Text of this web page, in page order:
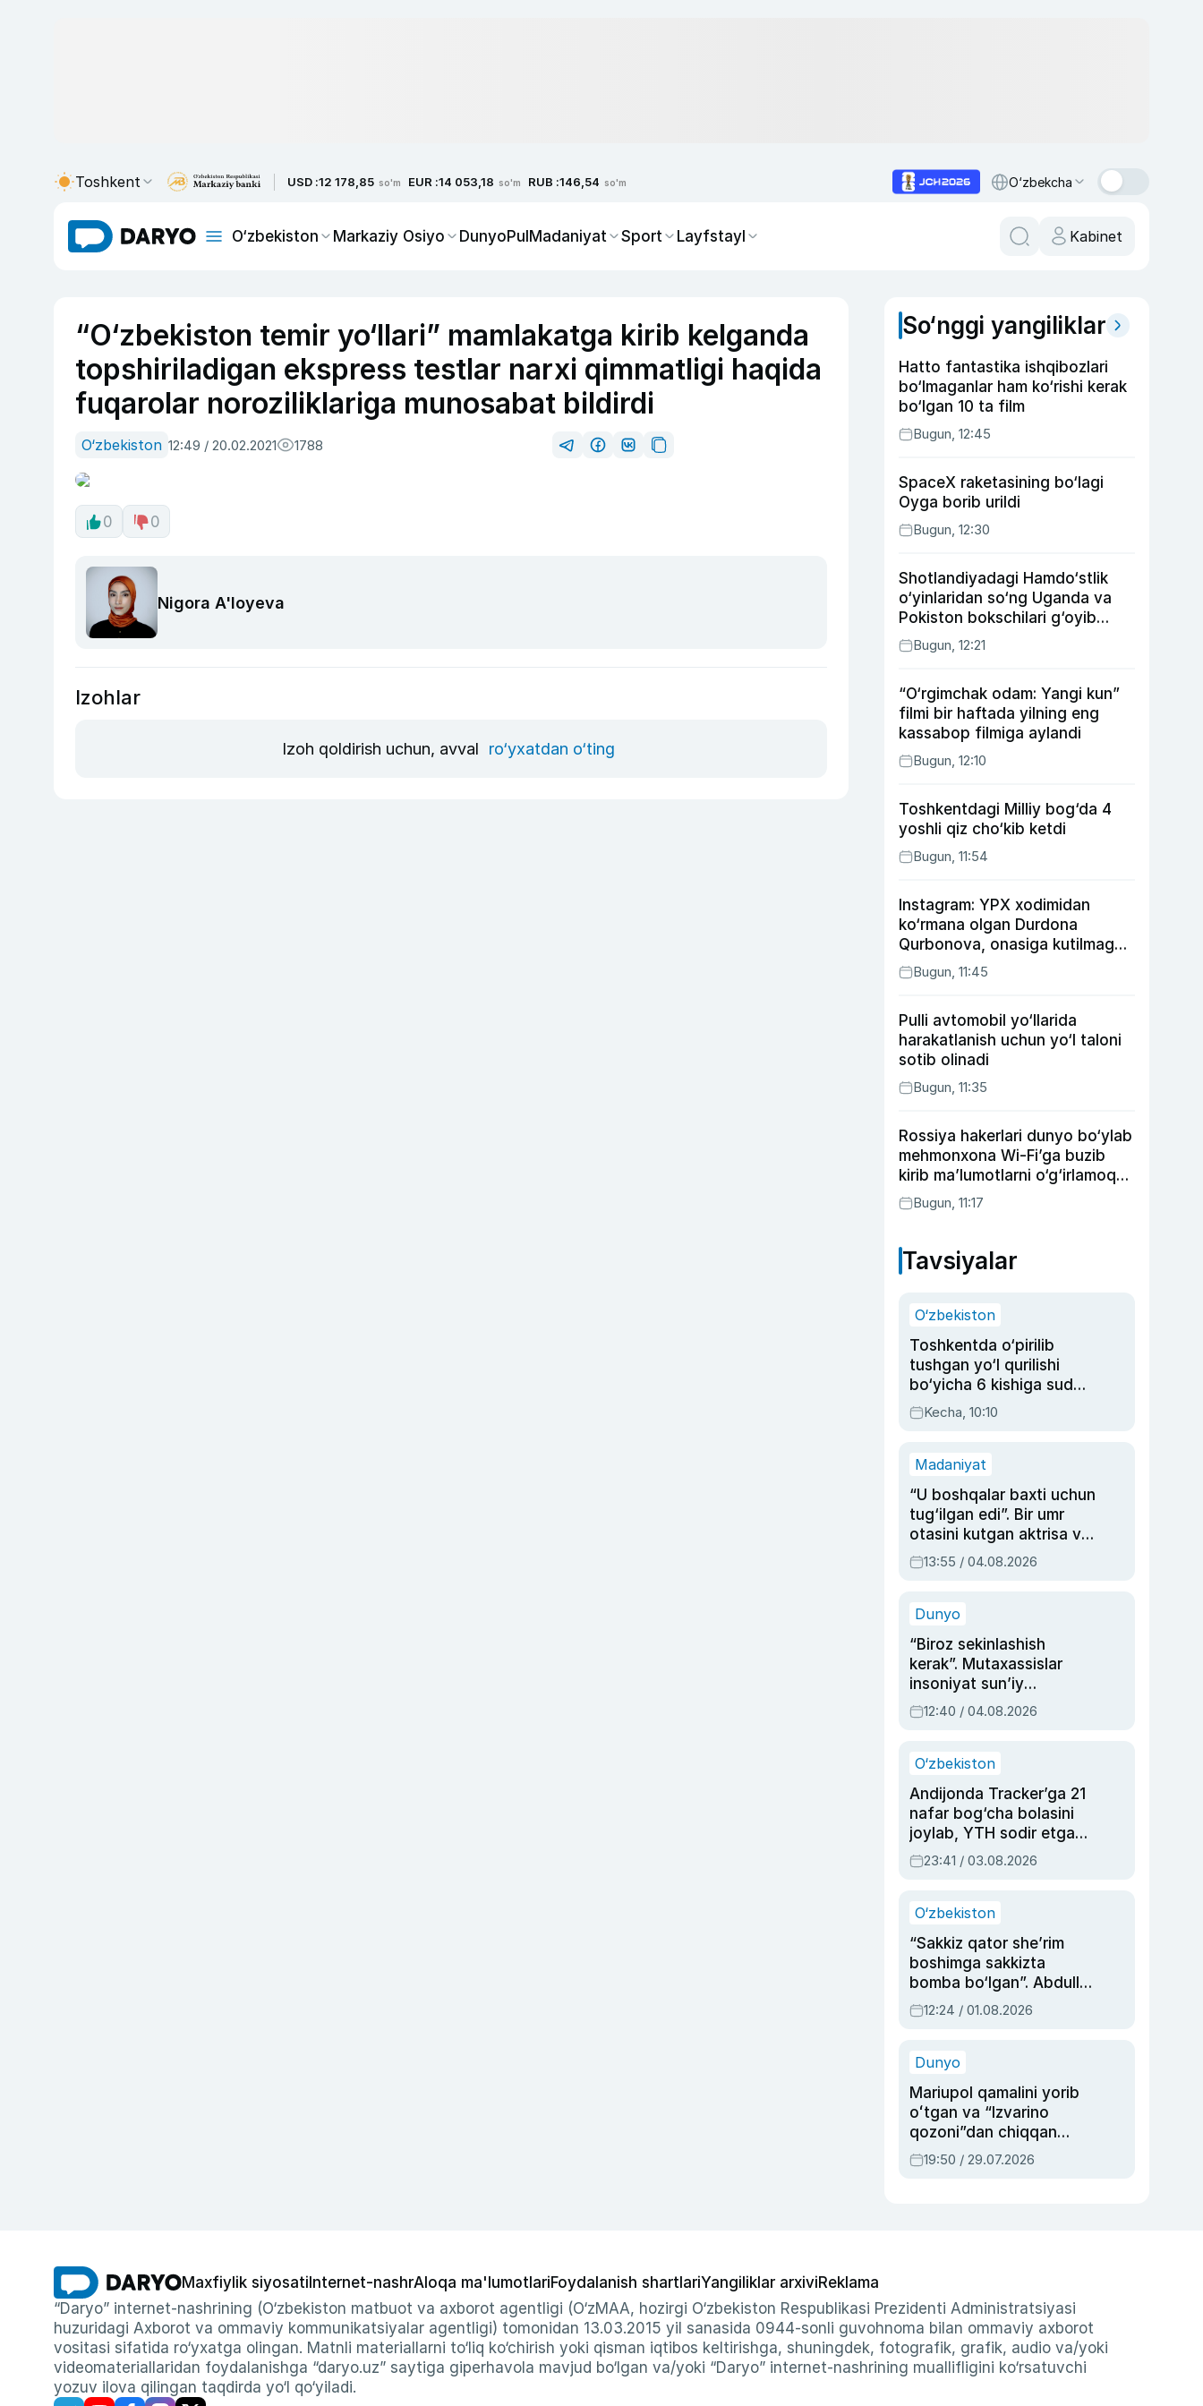
Toshkent USD :12 178,85 so'm EUR :14 053,18 so'm RUB :146,54 so'm O‘zbekcha
O‘zbekiston Markaziy Osiyo DunyoPulMadaniyat Sport Layfstayl Kabinet
“O‘zbekiston temir yo‘llari” mamlakatga kirib kelganda
topshiriladigan ekspress testlar narxi qimmatligi haqida
fuqarolar noroziliklariga munosabat bildirdi
O‘zbekiston 12:49 / 20.02.2021 1788
0 0
Nigora A'loyeva
Izohlar
Izoh qoldirish uchun, avval ro‘yxatdan o‘ting
So‘nggi yangiliklar
Hatto fantastika ishqibozlari
bo‘lmaganlar ham ko‘rishi kerak
bo‘lgan 10 ta film
Bugun, 12:45
SpaceX raketasining bo‘lagi
Oyga borib urildi
Bugun, 12:30
Shotlandiyadagi Hamdo‘stlik
o‘yinlaridan so‘ng Uganda va
Pokiston bokschilari g‘oyib
bo‘ldiBugun, 12:21
“O‘rgimchak odam: Yangi kun”
filmi bir haftada yilning eng
kassabop filmiga aylandi
Bugun, 12:10
Toshkentdagi Milliy bog‘da 4
yoshli qiz cho‘kib ketdi
Bugun, 11:54
Instagram: YPX xodimidan
ko‘rmana olgan Durdona
Qurbonova, onasiga kutilmagan
sovg‘a tayyorlagan Umid vines,
xonanda Rayhon nimadan xafa?
Bugun, 11:45
Pulli avtomobil yo‘llarida
harakatlanish uchun yo‘l taloni
sotib olinadi
Bugun, 11:35
Rossiya hakerlari dunyo bo‘ylab
mehmonxona Wi-Fi’ga buzib
kirib ma’lumotlarni o‘g‘irlamoqda
— Microsoft
Bugun, 11:17
Tavsiyalar
O‘zbekiston
Toshkentda o‘pirilib
tushgan yo‘l qurilishi
bo‘yicha 6 kishiga sud
hukmi o‘qildi
Kecha, 10:10
Madaniyat
“U boshqalar baxti uchun
tug‘ilgan edi”. Bir umr
otasini kutgan aktrisa va
dublyaj ustasi Rimma
Ahmedovaning
13:55 / 04.08.2026
Dunyo
“Biroz sekinlashish
kerak”. Mutaxassislar
insoniyat sun’iy
intellektni boshqara
olmay qolishidan xavotir
12:40 / 04.08.2026
O‘zbekiston
Andijonda Tracker’ga 21
nafar bog‘cha bolasini
joylab, YTH sodir etgan
ayolga sud hukmi o‘qildi
23:41 / 03.08.2026
O‘zbekiston
“Sakkiz qator she’rim
boshimga sakkizta
bomba bo‘lgan”. Abdulla
Oripovni siyosiy
ayblovlardan asrab
12:24 / 01.08.2026
Dunyo
Mariupol qamalini yorib
oʻtgan va “Izvarino
qozoni”dan chiqqan
qahramon — Ukraina
armiyasi bosh
19:50 / 29.07.2026
Maxfiylik siyosati Internet-nashrAloqa ma'lumotlariFoydalanish shartlariYangiliklar arxiviReklama
“Daryo” internet-nashrining (O‘zbekiston matbuot va axborot agentligi (O‘zMAA, hozirgi O‘zbekiston Respublikasi Prezidenti Administratsiyasi
huzuridagi Axborot va ommaviy kommunikatsiyalar agentligi) tomonidan 13.03.2015 yil sanasida 0944-sonli guvohnoma bilan ommaviy axborot
vositasi sifatida ro‘yxatga olingan. Matnli materiallarni to‘liq ko‘chirish yoki qisman iqtibos keltirishga, shuningdek, fotografik, grafik, audio va/yoki
videomateriallaridan foydalanishga “daryo.uz” saytiga giperhavola mavjud bo‘lgan va/yoki “Daryo” internet-nashrining muallifligini ko‘rsatuvchi
yozuv ilova qilingan taqdirda yo‘l qo‘yiladi.